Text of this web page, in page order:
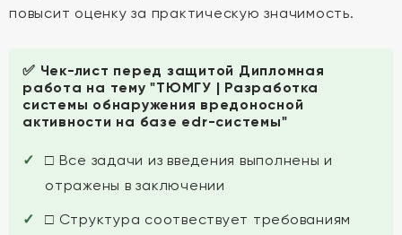
повысит оценку за практическую значимость.
✅ Чек-лист перед защитой Дипломная
работа на тему "ТЮМГУ | Разработка
системы обнаружения вредоносной
активности на базе еdr-системы"
□ Все задачи из введения выполнены и
отражены в заключении
□ Структура соотвествует требованиям